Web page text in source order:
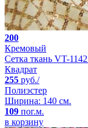
200
Кремовый
Сетка ткань VT-
Квадрат
255 руб./
Полиэстер
Ширина: 140 см.
109 пог.м.
в корзину